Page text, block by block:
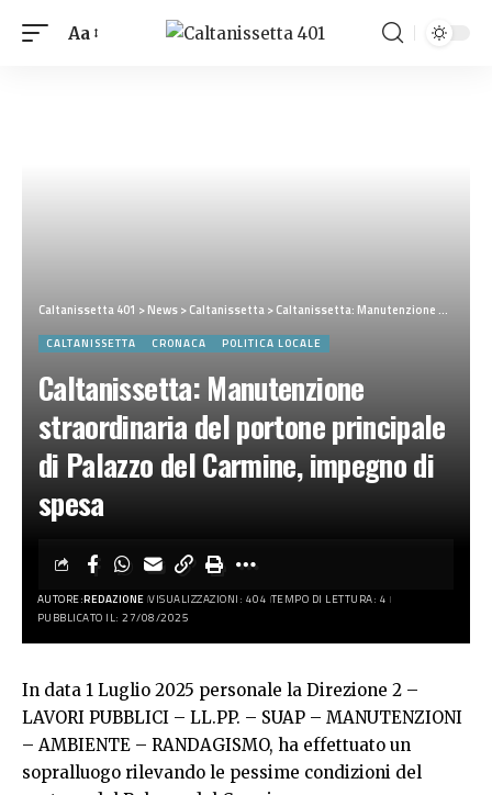
Aa
Caltanissetta 401 >News>Caltanissetta>Caltanissetta: Manutenzione straordinaria del portone principale di Palazzo del Carmine, impegno di spesa
CALTANISSETTA CRONACA POLITICA LOCALE
Caltanissetta: Manutenzione
straordinaria del portone principale
di Palazzo del Carmine, impegno di
spesa
AUTORE:REDAZIONE VISUALIZZAZIONI: 404 TEMPO DI LETTURA: 4
PUBBLICATO IL: 27/08/2025
In data 1 Luglio 2025 personale la Direzione 2 –
LAVORI PUBBLICI – LL.PP. – SUAP – MANUTENZIONI
– AMBIENTE – RANDAGISMO, ha effettuato un
sopralluogo rilevando le pessime condizioni del